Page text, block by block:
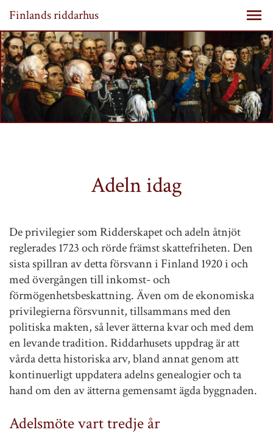
Finlands riddarhus
Adeln idag
De privilegier som Ridderskapet och adeln åtnjöt
reglerades 1723 och rörde främst skattefriheten. Den
sista spillran av detta försvann i Finland 1920 i och
med övergången till inkomst- och
förmögenhetsbeskattning. Även om de ekonomiska
privilegierna försvunnit, tillsammans med den
politiska makten, så lever ätterna kvar och med dem
en levande tradition. Riddarhusets uppdrag är att
vårda detta historiska arv, bland annat genom att
kontinuerligt uppdatera adelns genealogier och ta
hand om den av ätterna gemensamt ägda byggnaden.
Adelsmöte vart tredje år